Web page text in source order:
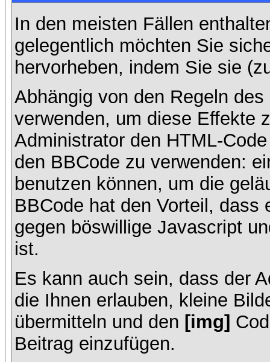
In den meisten Fällen
gelegentlich möchten Sie
hervorheben, indem Sie sie
Abhängig von den Regeln
verwenden, um diese Effekte
Administrator den HTML-
den BBCode zu verwenden:
benutzen können, um die
BBCode hat den Vorteil, dass
gegen böswillige Javascript
ist.
Es kann auch sein, dass der
die Ihnen erlauben, kleine
übermitteln und den [img]
Beitrag einzufügen.